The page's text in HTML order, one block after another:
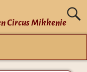
Circus Mikkenie